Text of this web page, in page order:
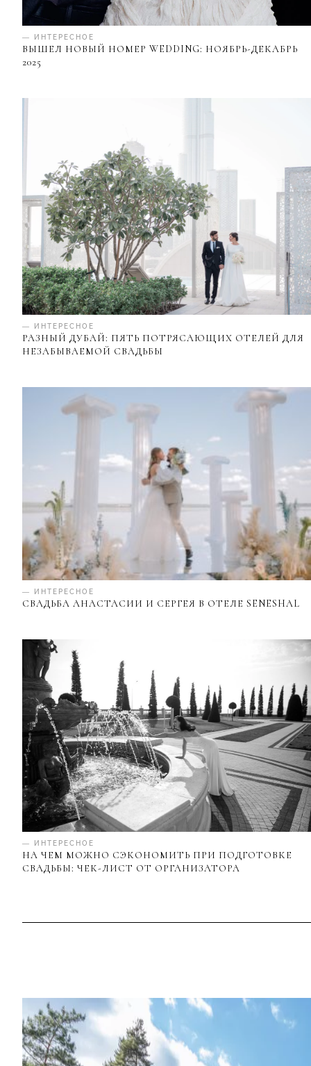
— ИНТЕРЕСНОЕ
ВЫШЕЛ НОВЫЙ НОМЕР WEDDING: НОЯБРЬ-ДЕКАБРЬ
2025
— ИНТЕРЕСНОЕ
РАЗНЫЙ ДУБАЙ: ПЯТЬ ПОТРЯСАЮЩИХ ОТЕЛЕЙ ДЛЯ
НЕЗАБЫВАЕМОЙ СВАДЬБЫ
— ИНТЕРЕСНОЕ
СВАДЬБА АНАСТАСИИ И СЕРГЕЯ В ОТЕЛЕ SENESHAL
— ИНТЕРЕСНОЕ
НА ЧЕМ МОЖНО СЭКОНОМИТЬ ПРИ ПОДГОТОВКЕ
СВАДЬБЫ: ЧЕК-ЛИСТ ОТ ОРГАНИЗАТОРА